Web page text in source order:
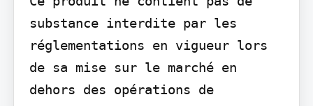
substance interdite par les
réglementations en vigueur lors
de sa mise sur le marché en
dehors des opérations de